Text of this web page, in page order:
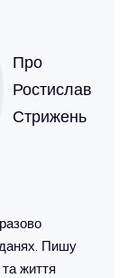
Про
Ростислав
Стрижень
Пишу
та життя